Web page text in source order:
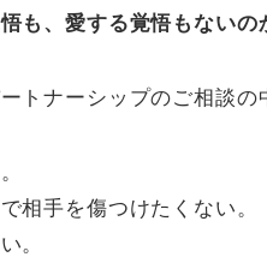
も、愛する覚悟もないの
トナーシップのご相談の
相手を傷つけたくない。
。